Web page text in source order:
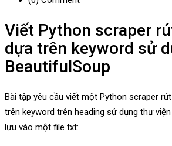
Viết Python scraper
dựa trên keyword sử
BeautifulSoup
Bài tập yêu cầu viết một Python scraper
trên keyword trên heading sử dụng thư
lưu vào một file txt: